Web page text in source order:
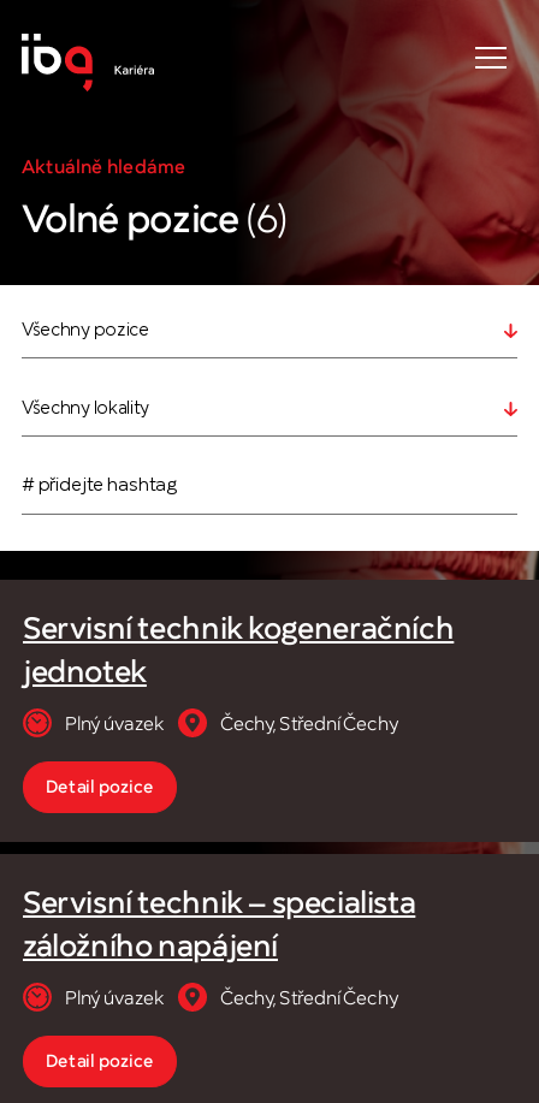
Aktuálně hledáme
Volné pozice(6)
# přidejte hashtag
Servisní technik kogeneračních
jednotek
Plný úvazek Čechy, Střední Čechy
Detail pozice
Servisní technik – specialista
záložního napájení
Plný úvazek Čechy, Střední Čechy
Detail pozice